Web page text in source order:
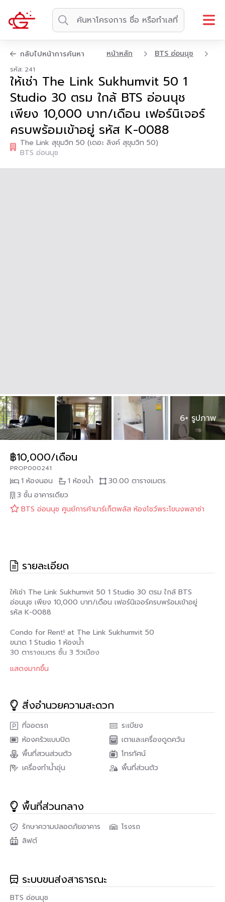
กลับไปหน้าการค้นหา หน้าหลัก BTS อ่อนนุช
รหัส: 241
ให้เช่า The Link Sukhumvit 50 1
Studio 30 ตรม ใกล้ BTS อ่อนนุช
เพียง 10,000 บาท/เดือน เฟอร์นิเจอร์
ครบพร้อมเข้าอยู่ รหัส K-0088
The Link สุขุมวิท 50 (เดอะ ลิงค์ สุขุมวิท 50)
BTS อ่อนนุช
6+ รูปภาพ
฿10,000/เดือน
PROP000241
1 ห้องนอน 1 ห้องน้ำ
30.00 ตารางเมตร.
3 ชั้น อาคารเดียว
BTS อ่อนนุช ศูนย์การค้ามาร์เก็ตพลัส ห้องโชว์พระโขนงพลาซ่า
รายละเอียด
ให้เช่า The Link Sukhumvit 50 1 Studio 30 ตรม ใกล้ BTS
อ่อนนุช เพียง 10,000 บาท/เดือน เฟอร์นิเจอร์ครบพร้อมเข้าอยู่
รหัส K-0088
Condo for Rent! at The Link Sukhumvit 50
ขนาด 1 Studio 1 ห้องน้ำ
30 ตารางเมตร ชั้น 3 วิวเมือง
ราคาเช่า 10,000 บาท/เดือน
ค่ามัดจำ 2 เดือน
สถานที่อำนวยความสะดวก : The Link Sukhumvit 50 รวมทั้ง
ลิฟท์ ที่จอดรถ การรักษาความปลอดภัย 24 ชั่วโมง กล้องวงจรปิด
สระว่ายนำ้ ฟิตเนส สวนหย่อม / พื้นที่จัดบาร์บีคิว
สถานที่ใกล้เคียง
The Link Sukhumvit 50
ศูนย์การค้ามาร์เก็ตพลัส
แม๊กซ์แวลู่
ห้างสรรพสินค้าแม็กซ์แวลู (เอกมัย)
สนใจติดต่อ
PropNex Real Estate
Email : Propnexrealestateagency@gmail.com
แสดงมากขึ้น
สิ่งอำนวยความสะดวก
ที่จอดรถ
ระเบียง
ห้องครัวแบบปิด
เตาและเครื่องดูดควัน
พื้นที่สวนส่วนตัว
โทรทัศน์
เครื่องทำน้ำอุ่น
พื้นที่ส่วนตัว
พื้นที่ส่วนกลาง
รักษาความปลอดภัยอาคาร
โรงรถ
ลิฟต์
ระบบขนส่งสาธารณะ
BTS อ่อนนุช